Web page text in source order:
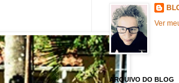
Ver
ARQUIVO DO BLOG